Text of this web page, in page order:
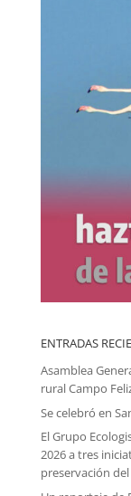
ENTRADAS
Asamblea
rural Campo
Se celebró en
El Grupo
2026 a tres
preservación